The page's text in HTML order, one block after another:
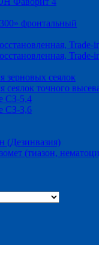
фронтальный
Trade-
Trade-
зерновых сеялок
сеялок точного
СЗ-5,4
СЗ-3,6
(Дезинвазия)
(тиазон,